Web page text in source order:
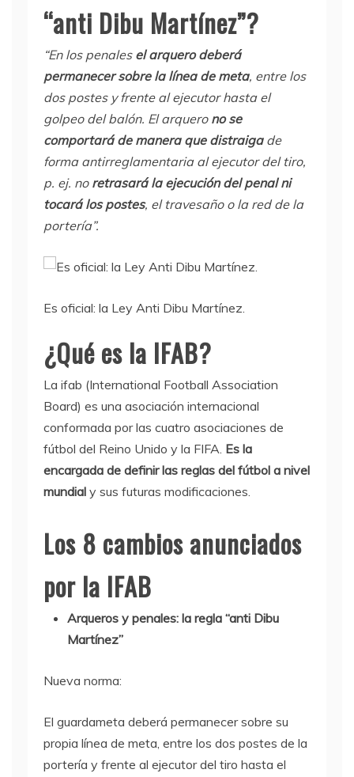
“anti Dibu Martínez”?
“En los penalesel arquero deberá
permanecer sobre la línea de meta, entre los
dos postes y frente al ejecutor hasta el
golpeo del balón. El arquero no se
comportará de manera que distraigade
forma antirreglamentaria al ejecutor del tiro,
p. ej. noretrasará la ejecución del penal ni
tocará los postes, el travesaño o la red de la
portería”.
Es oficial: la Ley Anti Dibu Martínez.
¿Qué es la IFAB?
La ifab (International Football Association
Board) es una asociación internacional
conformada por las cuatro asociaciones de
fútbol del Reino Unido y la FIFA. Es la
encargada de definir las reglas del fútbol a nivel
mundial y sus futuras modificaciones.
Los 8 cambios anunciados
por la IFAB
Arqueros y penales: la regla “anti Dibu
Martínez”
Nueva norma:
El guardameta deberá permanecer sobre su
propia línea de meta, entre los dos postes de la
portería y frente al ejecutor del tiro hasta el